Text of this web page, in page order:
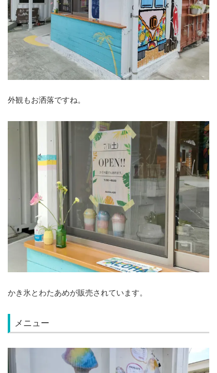
外観もお洒落ですね。
かき氷とわたあめが販売されています。
メニュー